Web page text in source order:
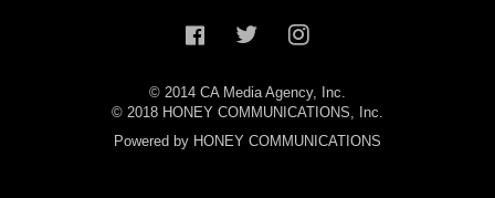
© 2014 CA Media Agency, Inc.
© 2018 HONEY COMMUNICATIONS, Inc.
Powered by HONEY COMMUNICATIONS